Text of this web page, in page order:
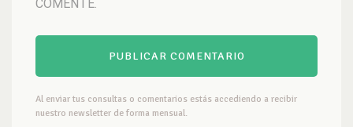
COMENTE.
Al enviar tus consultas o comentarios estás accediendo a recibir
nuestro newsletter de forma mensual.